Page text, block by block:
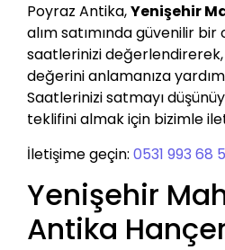
Poyraz Antika,Yenişehir
alım satımında güvenilir bir
saatlerinizi
değerini anlamanıza
Saatlerinizi satmayı
teklifini almak için bizimle
İletişime geçin: 0531 993 68
Yenişehir
Antika